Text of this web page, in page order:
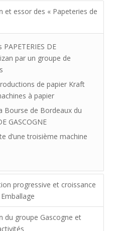
et essor des « Papeteries de
DE
par un groupe de
de papier Kraft
à papier
Bourse de Bordeaux du
GASCOGNE
d’une troisième machine
progressive et croissance
du groupe Gascogne et